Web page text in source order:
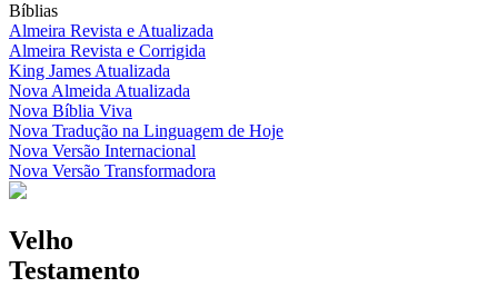
Bíblias
Almeira Revista e Atualizada
Almeira Revista e Corrigida
King James Atualizada
Nova Almeida Atualizada
Nova Bíblia Viva
Nova Tradução na Linguagem de Hoje
Nova Versão Internacional
Nova Versão Transformadora
Velho
Testamento